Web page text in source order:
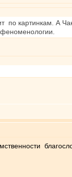
по картинкам. А